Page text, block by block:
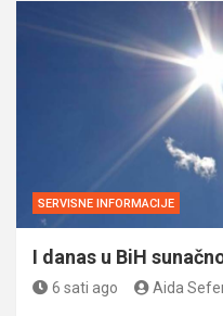
SERVISNE INFORMACIJE
I danas u BiH
6 sati ago Aida